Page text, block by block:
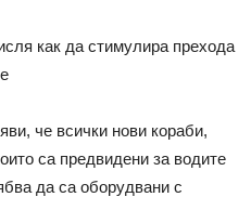
как да стимулира прехода
че всички нови кораби,
са предвидени за водите
да са оборудвани с